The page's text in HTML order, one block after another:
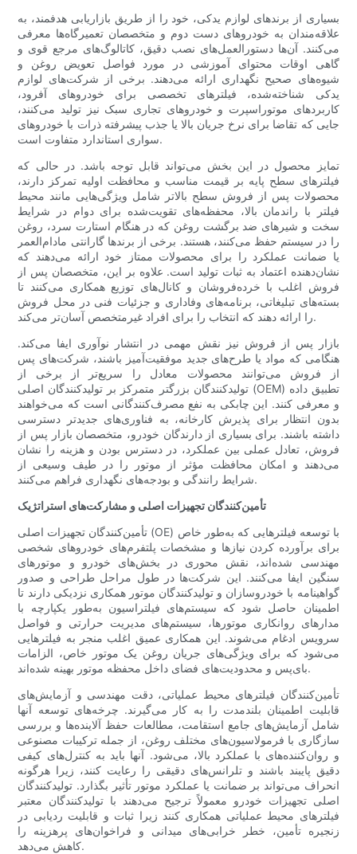
بسیاری از برندهای لوازم یدکی، خود را از طریق بازاریابی هدفمند، به
علاقه‌مندان به خودروهای دست دوم و متخصصان تعمیرگاه‌ها معرفی
می‌کنند. آن‌ها دستورالعمل‌های نصب دقیق، کاتالوگ‌های مرجع قوی و
گاهی اوقات محتوای آموزشی در مورد فواصل تعویض روغن و
شیوه‌های صحیح نگهداری ارائه می‌دهند. برخی از شرکت‌های لوازم
یدکی شناخته‌شده، فیلترهای تخصصی برای خودروهای آفرود،
کاربردهای موتوراسپرت و خودروهای تجاری سبک نیز تولید می‌کنند،
جایی که تقاضا برای نرخ جریان بالا یا جذب پیشرفته ذرات با خودروهای
سواری استاندارد متفاوت است.
تمایز محصول در این بخش می‌تواند قابل توجه باشد. در حالی که
فیلترهای سطح پایه بر قیمت مناسب و محافظت اولیه تمرکز دارند،
محصولات پس از فروش سطح بالاتر شامل ویژگی‌هایی مانند محیط
فیلتر با راندمان بالا، محفظه‌های تقویت‌شده برای دوام در شرایط
سخت و شیرهای ضد برگشت روغن که در هنگام استارت سرد، روغن
را در سیستم حفظ می‌کنند، هستند. برخی از برندها گارانتی مادام‌العمر
یا ضمانت عملکرد را برای محصولات ممتاز خود ارائه می‌دهند که
نشان‌دهنده اعتماد به ثبات تولید است. علاوه بر این، متخصصان پس از
فروش اغلب با خرده‌فروشان و کانال‌های توزیع همکاری می‌کنند تا
بسته‌های تبلیغاتی، برنامه‌های وفاداری و جزئیات فنی در محل فروش
را ارائه دهند که انتخاب را برای افراد غیرمتخصص آسان‌تر می‌کند.
بازار پس از فروش نیز نقش مهمی در انتشار نوآوری ایفا می‌کند.
هنگامی که مواد یا طرح‌های جدید موفقیت‌آمیز باشند، شرکت‌های پس
از فروش می‌توانند محصولات معادل را سریع‌تر از برخی از
تولیدکنندگان بزرگتر متمرکز بر تولیدکنندگان اصلی (OEM) تطبیق داده
و معرفی کنند. این چابکی به نفع مصرف‌کنندگانی است که می‌خواهند
بدون انتظار برای پذیرش کارخانه، به فناوری‌های جدیدتر دسترسی
داشته باشند. برای بسیاری از دارندگان خودرو، متخصصان بازار پس از
فروش، تعادل عملی بین عملکرد، در دسترس بودن و هزینه را نشان
می‌دهند و امکان محافظت مؤثر از موتور را در طیف وسیعی از
شرایط رانندگی و بودجه‌های نگهداری فراهم می‌کنند.
تأمین‌کنندگان تجهیزات اصلی و مشارکت‌های استراتژیک
تأمین‌کنندگان تجهیزات اصلی (OE) با توسعه فیلترهایی که به‌طور خاص
برای برآورده کردن نیازها و مشخصات پلتفرم‌های خودروهای شخصی
مهندسی شده‌اند، نقش محوری در بخش‌های خودرو و موتورهای
سنگین ایفا می‌کنند. این شرکت‌ها در طول مراحل طراحی و صدور
گواهینامه با خودروسازان و تولیدکنندگان موتور همکاری نزدیکی دارند تا
اطمینان حاصل شود که سیستم‌های فیلتراسیون به‌طور یکپارچه با
مدارهای روانکاری موتورها، سیستم‌های مدیریت حرارتی و فواصل
سرویس ادغام می‌شوند. این همکاری عمیق اغلب منجر به فیلترهایی
می‌شود که برای ویژگی‌های جریان روغن یک موتور خاص، الزامات
بای‌پس و محدودیت‌های فضای داخل محفظه موتور بهینه شده‌اند.
تأمین‌کنندگان فیلترهای محیط عملیاتی، دقت مهندسی و آزمایش‌های
قابلیت اطمینان بلندمدت را به کار می‌گیرند. چرخه‌های توسعه آنها
شامل آزمایش‌های جامع استقامت، مطالعات حفظ آلاینده‌ها و بررسی
سازگاری با فرمولاسیون‌های مختلف روغن، از جمله ترکیبات مصنوعی
و روان‌کننده‌های با عملکرد بالا، می‌شود. آنها باید به کنترل‌های کیفی
دقیق پایبند باشند و تلرانس‌های دقیقی را رعایت کنند، زیرا هرگونه
انحراف می‌تواند بر ضمانت یا عملکرد موتور تأثیر بگذارد. تولیدکنندگان
اصلی تجهیزات خودرو معمولاً ترجیح می‌دهند با تولیدکنندگان معتبر
فیلترهای محیط عملیاتی همکاری کنند زیرا ثبات و قابلیت ردیابی در
زنجیره تأمین، خطر خرابی‌های میدانی و فراخوان‌های پرهزینه را
کاهش می‌دهد.